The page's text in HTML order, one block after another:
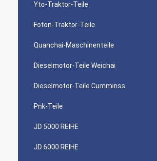
Yto-Traktor-Teile
Foton-Traktor-Teile
Quanchai-Maschinenteile
Dieselmotor-Teile Weichai
Dieselmotor-Teile Cumminss
Pnk-Teile
JD 5000 REIHE
JD 6000 REIHE